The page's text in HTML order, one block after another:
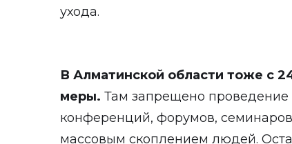
ухода.
В Алматинской области тоже с
меры. Там запрещено проведение
конференций, форумов,
массовым скоплением людей.